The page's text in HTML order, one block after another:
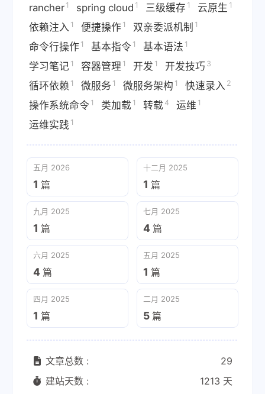
rancher 1 spring cloud 1 三级缓存 1 云原生 1
依赖注入 1 便捷操作 1 双亲委派机制 1
命令行操作 1 基本指令 1 基本语法 1
学习笔记 1 容器管理 1 开发 1 开发技巧 3
循环依赖 1 微服务 1 微服务架构 1 快速录入 2
操作系统命令 1 类加载 1 转载 4 运维 1
运维实践 1
五月 2026
1 篇
十二月 2025
1 篇
九月 2025
1 篇
七月 2025
4 篇
六月 2025
4 篇
五月 2025
1 篇
四月 2025
1 篇
二月 2025
5 篇
文章总数 :
29
建站天数 :
1213 天